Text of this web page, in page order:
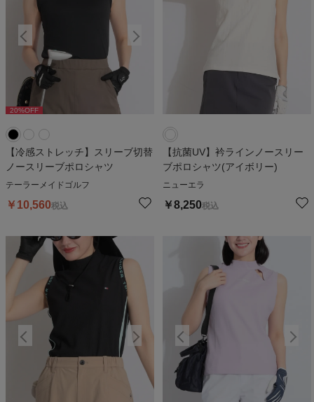
20%OFF
【冷感ストレッチ】スリーブ切替
ノースリーブポロシャツ
テーラーメイドゴルフ
￥ 10,560税込
【抗菌UV】衿ラインノースリー
ブポロシャツ(アイボリー)
ニューエラ
￥8,250税込